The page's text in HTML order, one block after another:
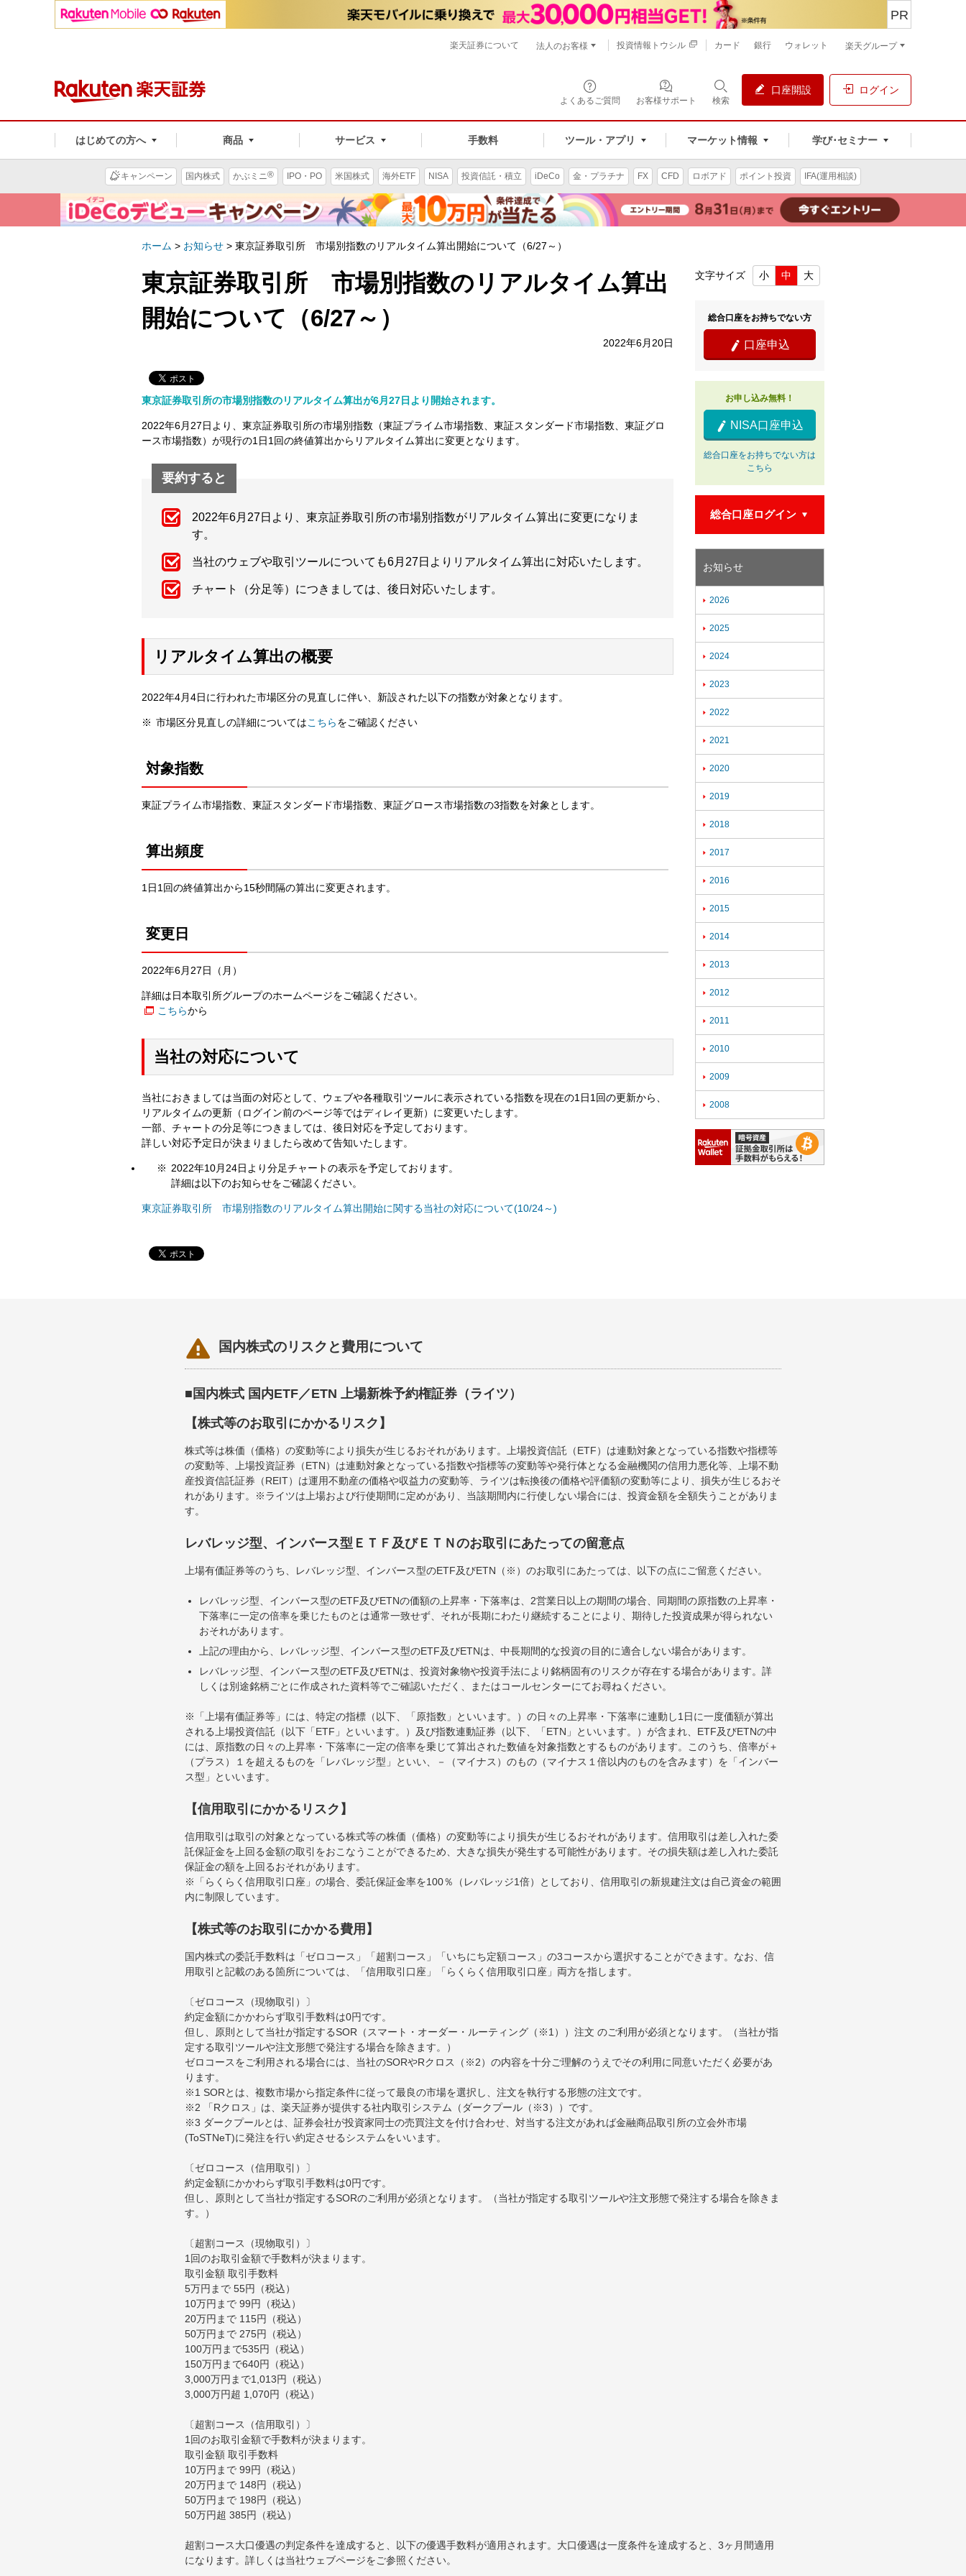
よくあるご質問 お客様サポート 検索
口座開設 ログイン
はじめての方へ 商品 サービス 手数料 ツール・アプリ マーケット情報 学び･セミナー
PR
楽天証券について 法人のお客様 投資情報トウシル カード 銀行 ウォレット 楽天グループ
キャンペーン 国内株式 かぶミニ® IPO・PO 米国株式 海外ETF NISA 投資信託・積立 iDeCo 金・プラチナ FX CFD ロボアド ポイント投資 IFA(運用相談)
ホーム > お知らせ > 東京証券取引所 市場別指数のリアルタイム算出開始について（6/27～）
東京証券取引所 市場別指数のリアルタイム算出
開始について（6/27～）
2022年6月20日
東京証券取引所の市場別指数のリアルタイム算出が6月27日より開始されます。
2022年6月27日より、東京証券取引所の市場別指数（東証プライム市場指数、東証スタンダード市場指数、東証グロ
ース市場指数）が現行の1日1回の終値算出からリアルタイム算出に変更となります。
要約すると
2022年6月27日より、東京証券取引所の市場別指数がリアルタイム算出に変更になりま
す。
当社のウェブや取引ツールについても6月27日よりリアルタイム算出に対応いたします。
チャート（分足等）につきましては、後日対応いたします。
リアルタイム算出の概要
2022年4月4日に行われた市場区分の見直しに伴い、新設された以下の指数が対象となります。
市場区分見直しの詳細についてはこちらをご確認ください
対象指数
東証プライム市場指数、東証スタンダード市場指数、東証グロース市場指数の3指数を対象とします。
算出頻度
1日1回の終値算出から15秒間隔の算出に変更されます。
変更日
2022年6月27日（月）
詳細は日本取引所グループのホームページをご確認ください。
こちらから
当社の対応について
当社におきましては当面の対応として、ウェブや各種取引ツールに表示されている指数を現在の1日1回の更新から、
リアルタイムの更新（ログイン前のページ等ではディレイ更新）に変更いたします。
一部、チャートの分足等につきましては、後日対応を予定しております。
詳しい対応予定日が決まりましたら改めて告知いたします。
2022年10月24日より分足チャートの表示を予定しております。
詳細は以下のお知らせをご確認ください。
東京証券取引所 市場別指数のリアルタイム算出開始に関する当社の対応について(10/24～)
文字サイズ 小 中 大
総合口座をお持ちでない方
 口座申込
お申し込み無料！
 NISA口座申込
総合口座をお持ちでない方は
こちら
総合口座ログイン
お知らせ
 2026
 2025
 2024
 2023
 2022
 2021
 2020
 2019
 2018
 2017
 2016
 2015
 2014
 2013
 2012
 2011
 2010
 2009
 2008
 国内株式のリスクと費用について
■国内株式 国内ETF／ETN 上場新株予約権証券（ライツ）
【株式等のお取引にかかるリスク】
株式等は株価（価格）の変動等により損失が生じるおそれがあります。上場投資信託（ETF）は連動対象となっている指数や指標等
の変動等、上場投資証券（ETN）は連動対象となっている指数や指標等の変動等や発行体となる金融機関の信用力悪化等、上場不動
産投資信託証券（REIT）は運用不動産の価格や収益力の変動等、ライツは転換後の価格や評価額の変動等により、損失が生じるおそ
れがあります。※ライツは上場および行使期間に定めがあり、当該期間内に行使しない場合には、投資金額を全額失うことがありま
す。
レバレッジ型、インバース型ＥＴＦ及びＥＴＮのお取引にあたっての留意点
上場有価証券等のうち、レバレッジ型、インバース型のETF及びETN（※）のお取引にあたっては、以下の点にご留意ください。
レバレッジ型、インバース型のETF及びETNの価額の上昇率・下落率は、2営業日以上の期間の場合、同期間の原指数の上昇率・
下落率に一定の倍率を乗じたものとは通常一致せず、それが長期にわたり継続することにより、期待した投資成果が得られない
おそれがあります。
上記の理由から、レバレッジ型、インバース型のETF及びETNは、中長期間的な投資の目的に適合しない場合があります。
レバレッジ型、インバース型のETF及びETNは、投資対象物や投資手法により銘柄固有のリスクが存在する場合があります。詳
しくは別途銘柄ごとに作成された資料等でご確認いただく、またはコールセンターにてお尋ねください。
※「上場有価証券等」には、特定の指標（以下、「原指数」といいます。）の日々の上昇率・下落率に連動し1日に一度価額が算出
される上場投資信託（以下「ETF」といいます。）及び指数連動証券（以下、「ETN」といいます。）が含まれ、ETF及びETNの中
には、原指数の日々の上昇率・下落率に一定の倍率を乗じて算出された数値を対象指数とするものがあります。このうち、倍率が＋
（プラス）１を超えるものを「レバレッジ型」といい、－（マイナス）のもの（マイナス１倍以内のものを含みます）を「インバー
ス型」といいます。
【信用取引にかかるリスク】
信用取引は取引の対象となっている株式等の株価（価格）の変動等により損失が生じるおそれがあります。信用取引は差し入れた委
託保証金を上回る金額の取引をおこなうことができるため、大きな損失が発生する可能性があります。その損失額は差し入れた委託
保証金の額を上回るおそれがあります。
※「らくらく信用取引口座」の場合、委託保証金率を100％（レバレッジ1倍）としており、信用取引の新規建注文は自己資金の範囲
内に制限しています。
【株式等のお取引にかかる費用】
国内株式の委託手数料は「ゼロコース」「超割コース」「いちにち定額コース」の3コースから選択することができます。なお、信
用取引と記載のある箇所については、「信用取引口座」「らくらく信用取引口座」両方を指します。
〔ゼロコース（現物取引）〕
約定金額にかかわらず取引手数料は0円です。
但し、原則として当社が指定するSOR（スマート・オーダー・ルーティング（※1））注文 のご利用が必須となります。（当社が指
定する取引ツールや注文形態で発注する場合を除きます。）
ゼロコースをご利用される場合には、当社のSORやRクロス（※2）の内容を十分ご理解のうえでその利用に同意いただく必要があ
ります。
※1 SORとは、複数市場から指定条件に従って最良の市場を選択し、注文を執行する形態の注文です。
※2 「Rクロス」は、楽天証券が提供する社内取引システム（ダークプール（※3））です。
※3 ダークプールとは、証券会社が投資家同士の売買注文を付け合わせ、対当する注文があれば金融商品取引所の立会外市場
(ToSTNeT)に発注を行い約定させるシステムをいいます。
〔ゼロコース（信用取引）〕
約定金額にかかわらず取引手数料は0円です。
但し、原則として当社が指定するSORのご利用が必須となります。（当社が指定する取引ツールや注文形態で発注する場合を除きま
す。）
〔超割コース（現物取引）〕
1回のお取引金額で手数料が決まります。
取引金額 取引手数料
5万円まで 55円（税込）
10万円まで 99円（税込）
20万円まで 115円（税込）
50万円まで 275円（税込）
100万円まで535円（税込）
150万円まで640円（税込）
3,000万円まで1,013円（税込）
3,000万円超 1,070円（税込）
〔超割コース（信用取引）〕
1回のお取引金額で手数料が決まります。
取引金額 取引手数料
10万円まで 99円（税込）
20万円まで 148円（税込）
50万円まで 198円（税込）
50万円超 385円（税込）
超割コース大口優遇の判定条件を達成すると、以下の優遇手数料が適用されます。大口優遇は一度条件を達成すると、3ヶ月間適用
になります。詳しくは当社ウェブページをご参照ください。